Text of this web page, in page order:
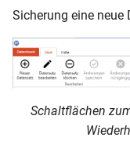
Sicherung eine neue
Schaltflächen